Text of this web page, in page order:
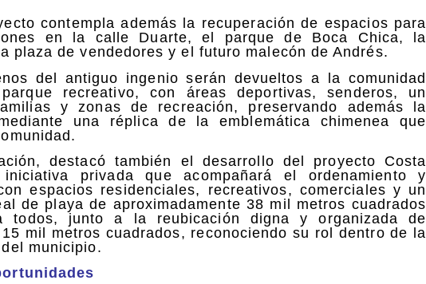
contempla además la recuperación de espacios para
en la calle Duarte, el parque de Boca Chica, la
plaza de vendedores y el futuro malecón de Andrés.
del antiguo ingenio serán devueltos a la comunidad
recreativo, con áreas deportivas, senderos, un
y zonas de recreación, preservando además la
una réplica de la emblemática chimenea que
destacó también el desarrollo del proyecto Costa
privada que acompañará el ordenamiento y
espacios residenciales, recreativos, comerciales y un
de playa de aproximadamente 38 mil metros cuadrados
todos, junto a la reubicación digna y organizada de
mil metros cuadrados, reconociendo su rol dentro de la
municipio.